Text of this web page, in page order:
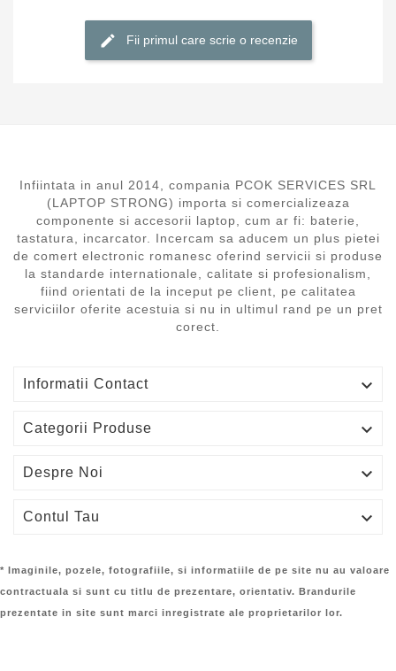
Fii primul care scrie o recenzie
Infiintata in anul 2014, compania PCOK SERVICES SRL
(LAPTOP STRONG) importa si comercializeaza
componente si accesorii laptop, cum ar fi: baterie,
tastatura, incarcator. Incercam sa aducem un plus pietei
de comert electronic romanesc oferind servicii si produse
la standarde internationale, calitate si profesionalism,
fiind orientati de la inceput pe client, pe calitatea
serviciilor oferite acestuia si nu in ultimul rand pe un pret
corect.
Informatii Contact 
Categorii Produse 
Despre Noi 
Contul Tau 
* Imaginile, pozele, fotografiile, si informatiile de pe site nu au valoare
contractuala si sunt cu titlu de prezentare, orientativ. Brandurile
prezentate in site sunt marci inregistrate ale proprietarilor lor.